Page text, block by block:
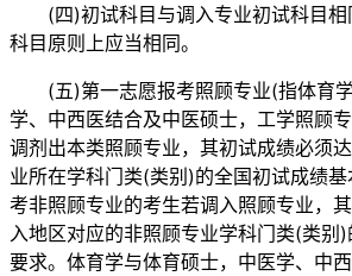
(四)初试科目与调入专业初试科目相
科目原则上应当相同。
(五)第一志愿报考照顾专业(指体育学
学、中西医结合及中医硕士，工学照顾
调剂出本类照顾专业，其初试成绩必须
业所在学科门类(类别)的全国初试成绩
考非照顾专业的考生若调入照顾专业，
入地区对应的非照顾专业学科门类(类别
要求。体育学与体育硕士，中医学、中西